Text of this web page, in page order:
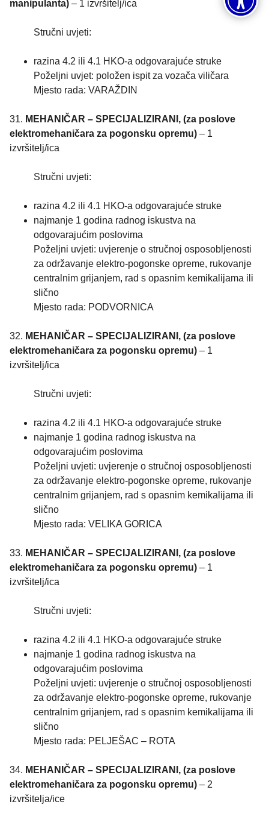
manipulanta) – 1 izvršitelj/ica
Stručni uvjeti:
razina 4.2 ili 4.1 HKO-a odgovarajuće struke
Poželjni uvjet: položen ispit za vozača viličara
Mjesto rada: VARAŽDIN
31. MEHANIČAR – SPECIJALIZIRANI, (za poslove
elektromehaničara za pogonsku opremu) – 1
izvršitelj/ica
Stručni uvjeti:
razina 4.2 ili 4.1 HKO-a odgovarajuće struke
najmanje 1 godina radnog iskustva na
odgovarajućim poslovima
Poželjni uvjeti: uvjerenje o stručnoj osposobljenosti
za održavanje elektro-pogonske opreme, rukovanje
centralnim grijanjem, rad s opasnim kemikalijama ili
slično
Mjesto rada: PODVORNICA
32. MEHANIČAR – SPECIJALIZIRANI, (za poslove
elektromehaničara za pogonsku opremu) – 1
izvršitelj/ica
Stručni uvjeti:
razina 4.2 ili 4.1 HKO-a odgovarajuće struke
najmanje 1 godina radnog iskustva na
odgovarajućim poslovima
Poželjni uvjeti: uvjerenje o stručnoj osposobljenosti
za održavanje elektro-pogonske opreme, rukovanje
centralnim grijanjem, rad s opasnim kemikalijama ili
slično
Mjesto rada: VELIKA GORICA
33. MEHANIČAR – SPECIJALIZIRANI, (za poslove
elektromehaničara za pogonsku opremu) – 1
izvršitelj/ica
Stručni uvjeti:
razina 4.2 ili 4.1 HKO-a odgovarajuće struke
najmanje 1 godina radnog iskustva na
odgovarajućim poslovima
Poželjni uvjeti: uvjerenje o stručnoj osposobljenosti
za održavanje elektro-pogonske opreme, rukovanje
centralnim grijanjem, rad s opasnim kemikalijama ili
slično
Mjesto rada: PELJEŠAC – ROTA
34. MEHANIČAR – SPECIJALIZIRANI, (za poslove
elektromehaničara za pogonsku opremu) – 2
izvršitelja/ice